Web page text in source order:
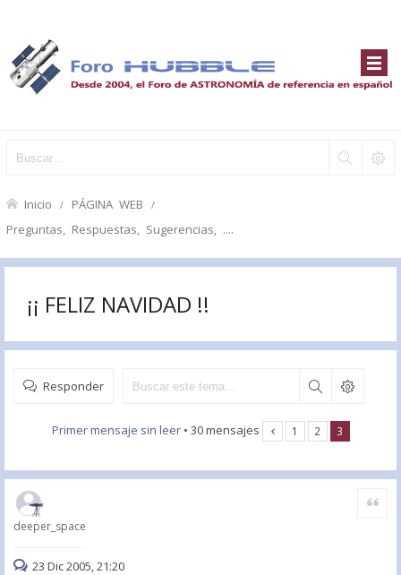
Inicio PÁGINA WEB
Preguntas, Respuestas, Sugerencias, ....
¡¡ FELIZ NAVIDAD !!
Responder
Primer mensaje sin leer• 30 mensajes 1 2 3
deeper_space
Citar
23 Dic 2005, 21:20